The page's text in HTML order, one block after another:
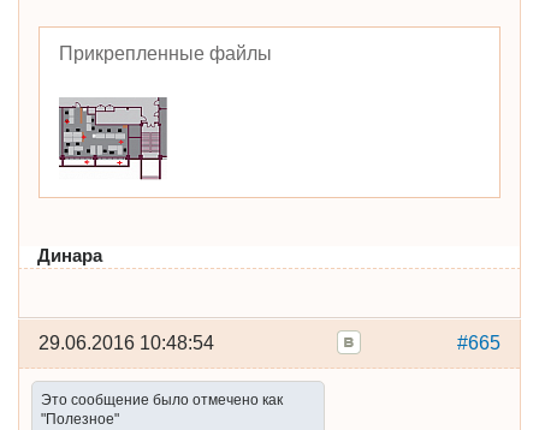
Прикрепленные файлы
Динара
#665
29.06.2016 10:48:54
Это сообщение было отмечено как
"Полезное"